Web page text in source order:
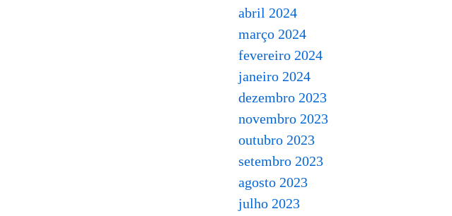
abril 2024
março 2024
fevereiro 2024
janeiro 2024
dezembro 2023
novembro 2023
outubro 2023
setembro 2023
agosto 2023
julho 2023